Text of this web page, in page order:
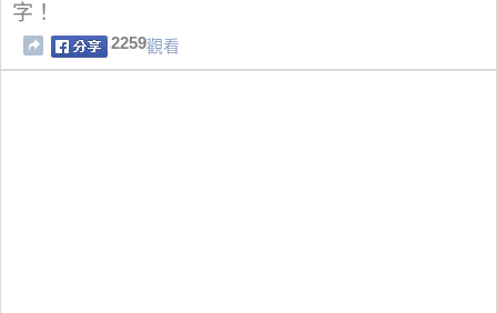
字！
2259觀看